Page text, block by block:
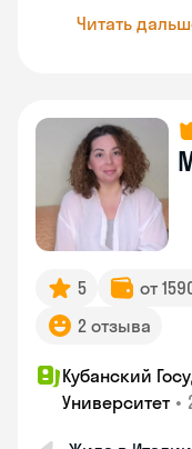
Читать
5 от
2 отзыва
Кубанский
Университет •